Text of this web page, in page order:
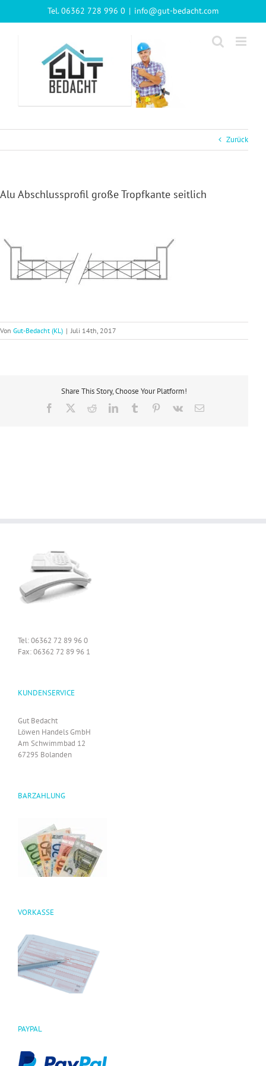
Tel. 06362 728 996 0 | info@gut-bedacht.com
Zurück
Alu Abschlussprofil große Tropfkante seitlich
Von Gut-Bedacht (KL) | Juli 14th, 2017
Share This Story, Choose Your Platform!
Facebook RedditLinkedInTumblr Pinterest
Vk
E-
Tel: 06362 72 89 96 0
Fax: 06362 72 89 96 1
KUNDENSERVICE
Gut Bedacht
Löwen Handels GmbH
Am Schwimmbad 12
67295 Bolanden
BARZAHLUNG
VORKASSE
PAYPAL